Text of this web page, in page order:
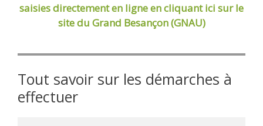
saisies directement en ligneen cliquant ici sur le
site du Grand Besançon (GNAU)
Tout savoir sur les démarches à
effectuer